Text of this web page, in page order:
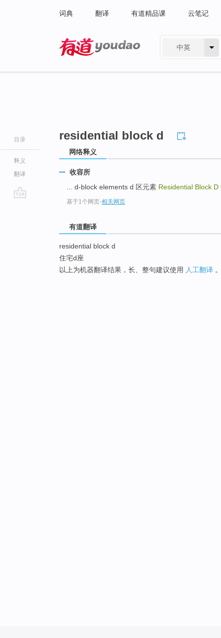
词典 翻译 有道精品课 云笔记
中英
目录
释义
翻译
residential block d
网络释义
收容所
... d-block elements d 区元素 Residential Block D
基于1个网页-相关网页
有道翻译
residential block d
住宅d座
以上为机器翻译结果，长、整句建议使用 人工翻译